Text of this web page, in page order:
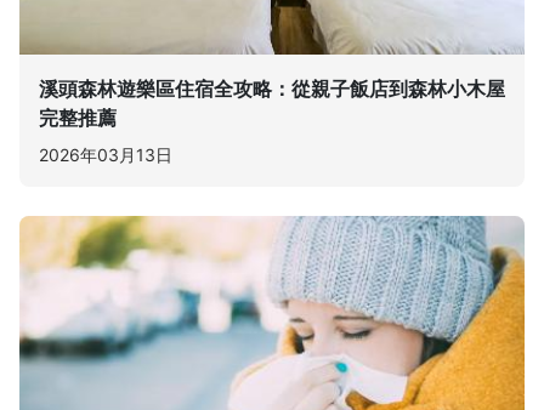
溪頭森林遊樂區住宿全攻略：從親子飯店到森林小木屋
完整推薦
2026年03月13日